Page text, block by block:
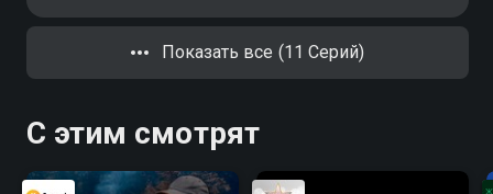
Молдавии, выходит к южным
границам СССР. Но немцы всё
ещё удерживают Николаев и
Показать все (11 Серий)
С этим смотрят